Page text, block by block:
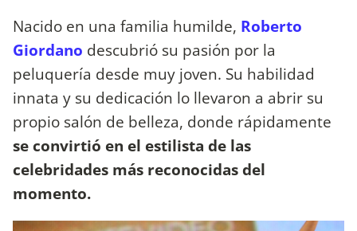
Nacido en una familia humilde, Roberto
Giordano descubrió su pasión por la
peluquería desde muy joven. Su habilidad
innata y su dedicación lo llevaron a abrir su
propio salón de belleza, donde rápidamente
se convirtió en el estilista de las
celebridades más reconocidas del
momento.